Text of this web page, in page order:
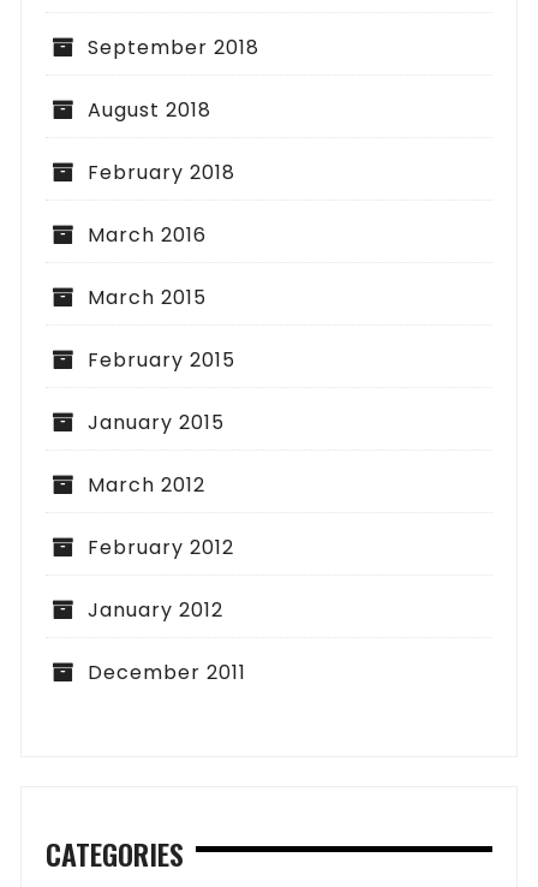
September 2018
August 2018
February 2018
March 2016
March 2015
February 2015
January 2015
March 2012
February 2012
January 2012
December 2011
CATEGORIES